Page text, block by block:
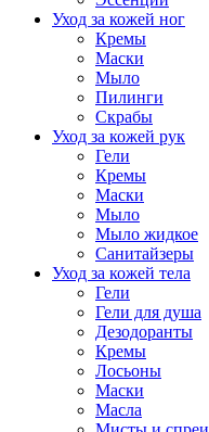
Уход за кожей ног
Кремы
Маски
Мыло
Пилинги
Скрабы
Уход за кожей рук
Гели
Кремы
Маски
Мыло
Мыло жидкое
Санитайзеры
Уход за кожей тела
Гели
Гели для душа
Дезодоранты
Кремы
Лосьоны
Маски
Масла